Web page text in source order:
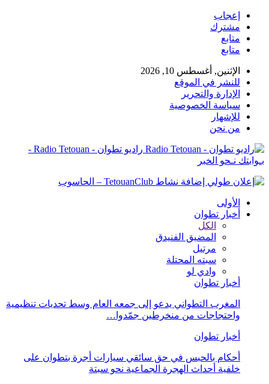
إعجاب
مشترك
متابع
متابع
الإثنين, أغسطس 10, 2026
للنشر في الموقع
الإدارة والتحرير
سياسة الخصوصية
للإشهار
من نحن
راديو تطوان - Radio Tetouan -
بـوابتك نـحو الخبر
الأولى
أخبار تطوان
الكل
المضيق الفنيدق
مرتيل
سبته المحتلة
وادي لو
أخبار تطوان
المغرب التطواني يدعو إلى جمعه العام وسط تحديات تنظيمية
واحتجاجات من منخرطين جمّدوا…
أخبار تطوان
أحكام بالحبس في حق سائقي سيارات أجرة بتطوان على
خلفية أحداث الهجرة الجماعية نحو سبتة